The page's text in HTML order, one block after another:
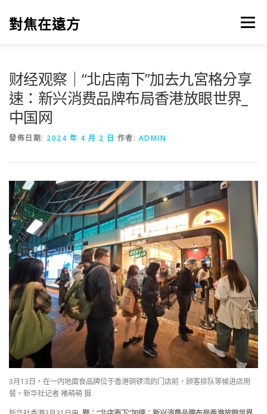
對焦在遠方 選單
财经观察｜“北店南下”加去九宮格分享
速：新兴消费品牌布局香港放眼世界_
中国网
發佈日期: 2024 年 4 月 2 日 作者: ADMIN
3月13日，在一内地面食品牌位于香港铜锣湾的门店前，顾客排队等候进店用
餐。新华社记者 褚萌萌 摄